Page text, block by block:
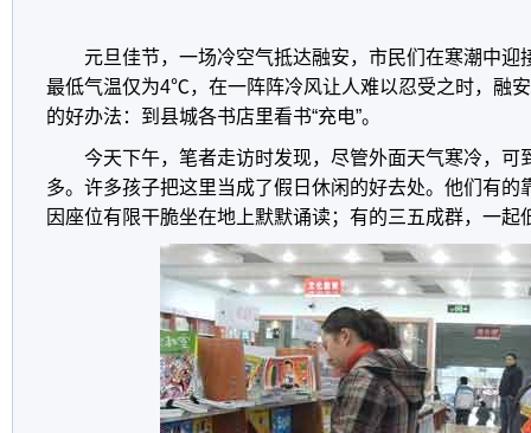
元旦佳节，一场冷空气抵达融安，市民们在寒潮中迎
最低气温仅为4℃，在一阵阵冷风让人难以忍受之时，融
的好办法：到县城各书店里看书“充电”。
今天下午，笔者走访时发现，尽管外面天气寒冷，可
多。许多孩子把这里当成了假日休闲的好去处。他们有的
因座位有限干脆坐在地上默默诵读；有的三五成群，一